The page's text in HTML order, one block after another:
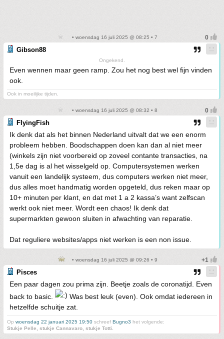
• woensdag 16 juli 2025 @ 08:25 • 7
Gibson88
Ongekend.
Even wennen maar geen ramp. Zou het nog best wel fijn vinden
ook.
Ook in moeilijke tijden.
• woensdag 16 juli 2025 @ 08:32 • 8
FlyingFish
Ik denk dat als het binnen Nederland uitvalt dat we een enorm
probleem hebben. Boodschappen doen kan dan al niet meer
(winkels zijn niet voorbereid op zoveel contante transacties, na
1,5e dag is al het wisselgeld op. Computersystemen werken
vanuit een landelijk systeem, dus computers werken niet meer,
dus alles moet handmatig worden opgeteld, dus reken maar op
10+ minuten per klant, en dat met 1 a 2 kassa’s want zelfscan
werkt ook niet meer. Wordt een chaos! Ik denk dat
supermarkten gewoon sluiten in afwachting van reparatie.
Dat reguliere websites/apps niet werken is een non issue.
• woensdag 16 juli 2025 @ 09:26 • 9
Pisces
Een paar dagen zou prima zijn. Beetje zoals de coronatijd. Even
back to basic.
Was best leuk (even). Ook omdat iedereen in
hetzelfde schuitje zat.
Op woensdag 22 januari 2025 19:50 schreef Bugno3 het volgende:
Stukje Pelle, stukje Cannavaro, stukje Totti.